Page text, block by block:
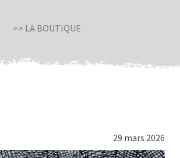
>> LA BOUTIQUE
29 mars 2026